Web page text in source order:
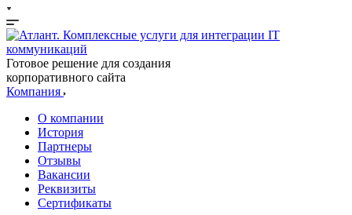
Готовое решение для создания
корпоративного сайта
Компания
О компании
История
Партнеры
Отзывы
Вакансии
Реквизиты
Сертификаты